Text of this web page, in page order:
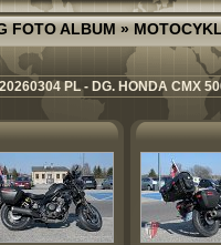
FOTO ALBUM»
20260304 PL - DG. HONDA CMX